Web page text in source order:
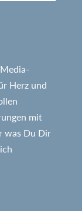
Herz und
mit
was Du Dir